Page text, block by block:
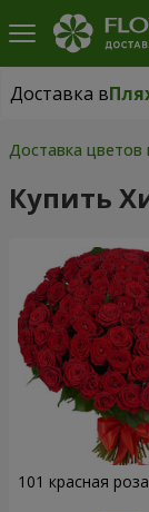
Доставка в
Доставка в
Доставка цветов
Купить
101 красная роза